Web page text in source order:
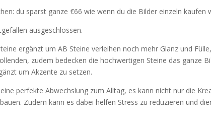
du sparst ganze €66 wie wenn du die Bilder einzeln kaufen
ausgeschlossen.
ergänzt um AB Steine verleihen noch mehr Glanz und
zudem bedecken die hochwertigen Steine das ganze
um Akzente zu setzen.
perfekte Abwechslung zum Alltag, es kann nicht nur die
Zudem kann es dabei helfen Stress zu reduzieren und